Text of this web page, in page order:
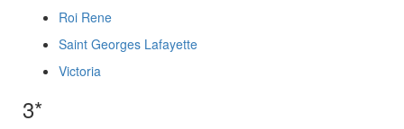
Roi Rene
Saint Georges Lafayette
Victoria
3*